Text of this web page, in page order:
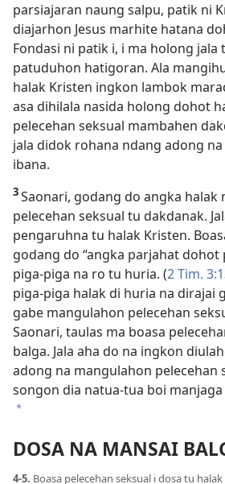
parsiajaran naung salpu, patik ni
diajarhon Jesus marhite hatana
Fondasi ni patik i, i ma holong jala
patuduhon hatigoran. Ala
halak Kristen ingkon lambok
asa dihilala nasida holong dohot
pelecehan seksual mambahen
jala didok rohana ndang adong
ibana.
3Saonari, godang do angka halak
pelecehan seksual tu dakdanak.
pengaruhna tu halak Kristen.
godang do “angka parjahat dohot
piga-piga na ro tu huria. (2 Tim.
piga-piga halak di huria na dirajai
gabe mangulahon pelecehan
Saonari, taulas ma boasa
balga. Jala aha do na ingkon
adong na mangulahon pelecehan
songon dia natua-tua boi
*
DOSA NA MANSAI
4-5. Boasa pelecehan seksual i dosa tu